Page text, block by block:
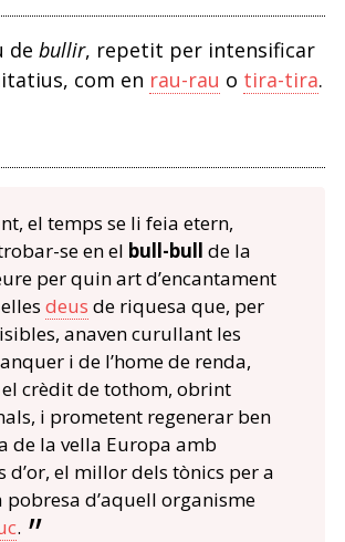
de bullir, repetit per intensificar
com en rau-rau o tira-tira.
el temps se li feia etern,
se en el bull-bull de la
per quin art d’encantament
deus de riquesa que, per
anaven curullant les
i de l’home de renda,
crèdit de tothom, obrint
i prometent regenerar ben
de la vella Europa amb
d’or, el millor dels tònics per a
d’aquell organisme
.